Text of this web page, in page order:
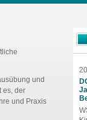
und
es, der
und Praxis